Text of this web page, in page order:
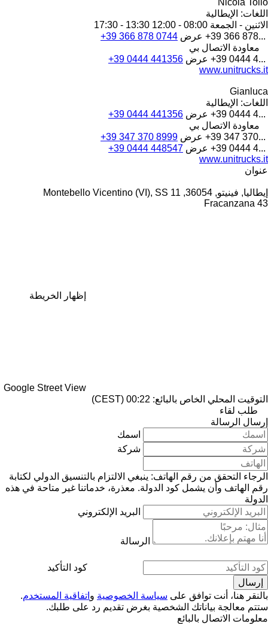
اللغات: الإيطالية
الاثنين - الجمعة 08:00 - 12:00 13:30 - 17:30
+39 366 878... عرض +39 366 878 0744
معاودة الاتصال بي
+39 0444 4... عرض +39 0444 441356
www.unitrucks.it
Gianluca
اللغات: الإيطالية
+39 0444 4... عرض +39 0444 441356
معاودة الاتصال بي
+39 347 370... عرض +39 347 370 8999
+39 0444 4... عرض +39 0444 448547
www.unitrucks.it
عنوان
إيطاليا, فينيتو, 36054, Montebello Vicentino (VI), SS 11
Fracanzana 43
إظهار الخريطة
Google Street View
التوقيت المحلي الخاص بالبائع: 00:22 (CEST)
طلب لقاء
إرسال الرسالة
اسمك
شركة
الرجاء التحقق من رقم الهاتف: ينبغي الالتزام بالتنسيق الدولي لكتابة
رقم الهاتف وأن يشمل كود الدولة. معذرة، خدماتنا غير متاحة في هذه
الدولة
البريد الإلكتروني
الرسالة
كود التأكيد
بالنقر هنا، أنت توافق على سياسة الخصوصية و اتفاقية المستخدم.
ستتم معالجة بياناتك الشخصية بغرض تقديم رد على طلبك.
معلومات الاتصال بالبائع